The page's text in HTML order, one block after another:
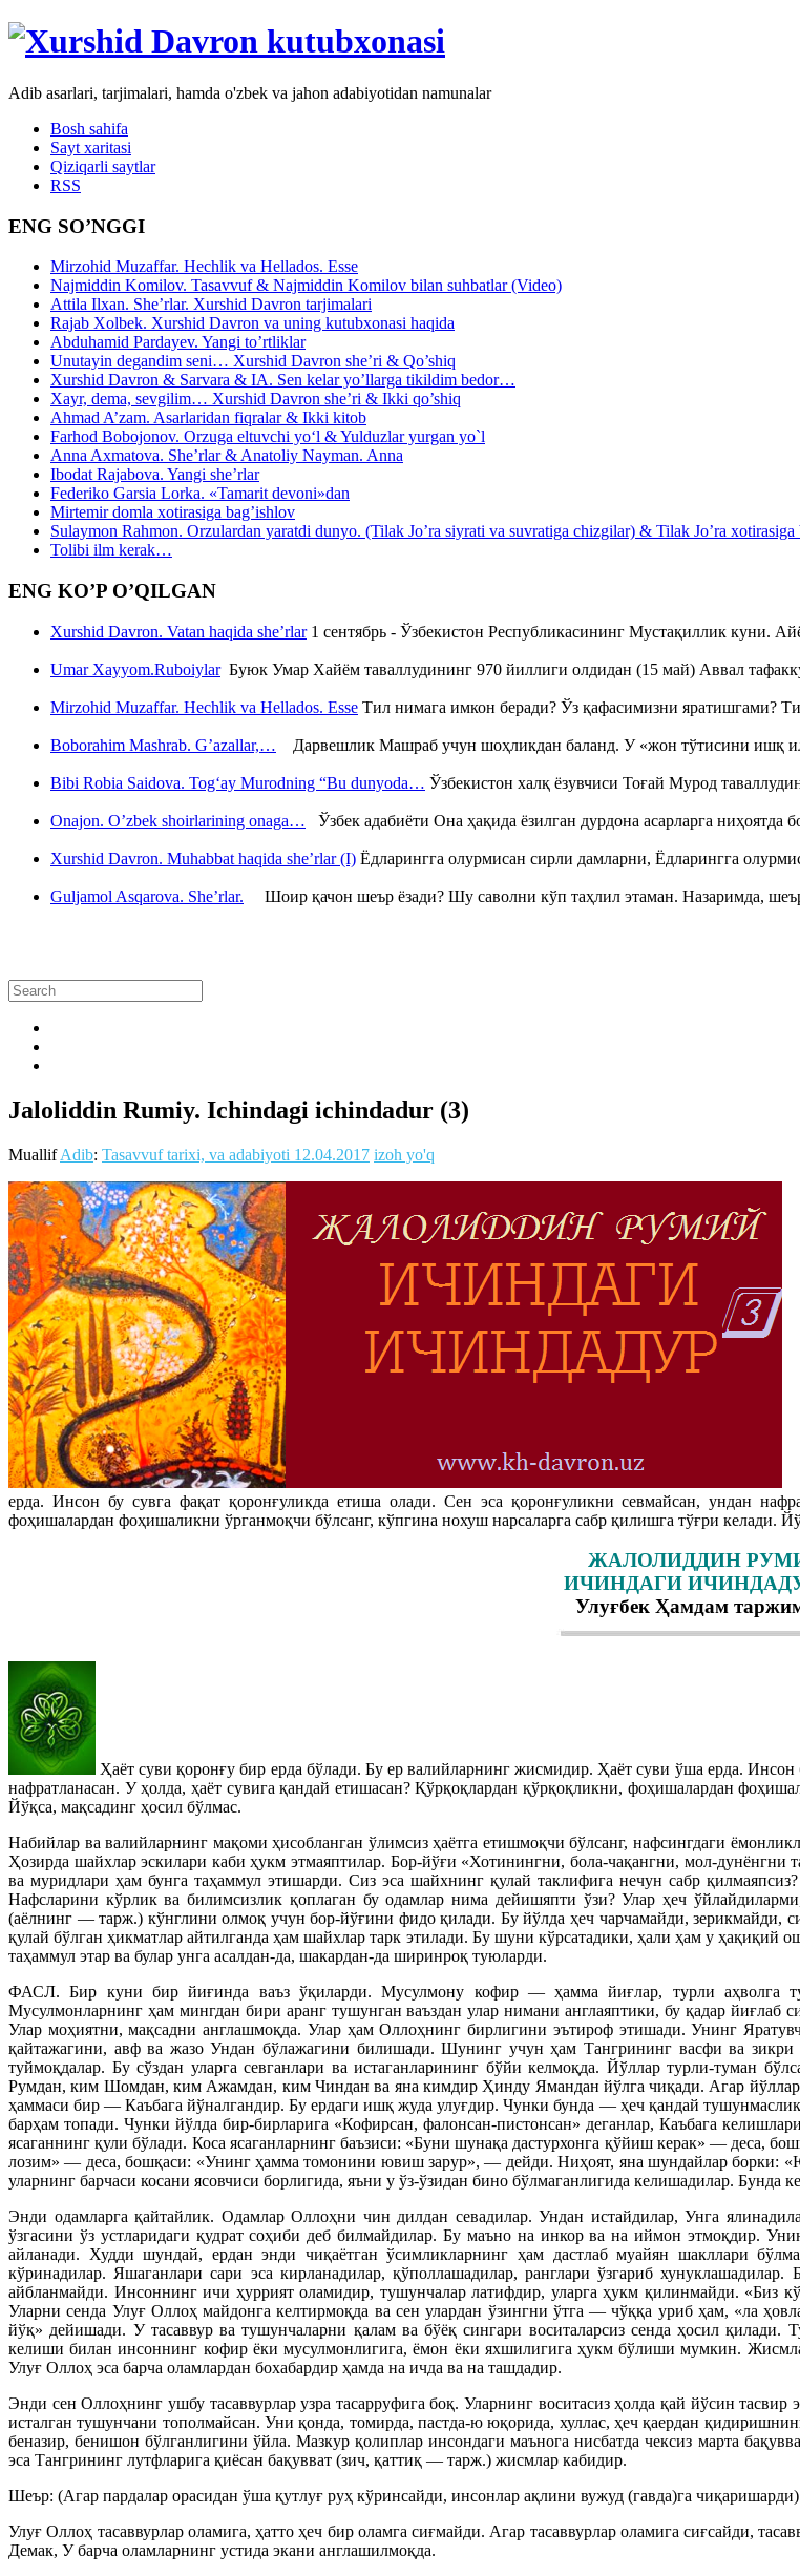
Adib asarlari, tarjimalari, hamda o'zbek va jahon adabiyotidan namunalar
Bosh sahifa
Sayt xaritasi
Qiziqarli saytlar
RSS
ENG SO’NGGI
Mirzohid Muzaffar. Hechlik va Hellados. Esse
Najmiddin Komilov. Tasavvuf & Najmiddin Komilov bilan suhbatlar (Video)
Attila Ilxan. She’rlar. Xurshid Davron tarjimalari
Rajab Xolbek. Xurshid Davron va uning kutubxonasi haqida
Abduhamid Pardayev. Yangi to’rtliklar
Unutayin degandim seni… Xurshid Davron she’ri & Qo’shiq
Xurshid Davron & Sarvara & IA. Sen kelar yo’llarga tikildim bedor…
Xayr, dema, sevgilim… Xurshid Davron she’ri & Ikki qo’shiq
Ahmad A’zam. Asarlaridan fiqralar & Ikki kitob
Farhod Bobojonov. Orzuga eltuvchi yo‘l & Yulduzlar yurgan yo`l
Anna Axmatova. She’rlar & Anatoliy Nayman. Anna
Ibodat Rajabova. Yangi she’rlar
Federiko Garsia Lorka. «Tamarit devoni»dan
Mirtemir domla xotirasiga bag’ishlov
Sulaymon Rahmon. Orzulardan yaratdi dunyo. (Tilak Jo’ra siyrati va suvratiga chizgilar) & Tilak Jo’ra xotirasiga
Tolibi ilm kerak…
ENG KO’P O’QILGAN
Xurshid Davron. Vatan haqida she’rlar1 сентябрь - Ўзбекистон Республикасининг Мустақиллик куни.
Umar Xayyom.RuboiylarБуюк Умар Хайём таваллудининг 970 йиллиги олдидан (15 май) Аввал
Mirzohid Muzaffar. Hechlik va Hellados. Esse Тил нимага имкон беради? Ўз қафасимизни яратишгами?
Boborahim Mashrab. G’azallar,… Дарвешлик Машраб учун шоҳликдан баланд. У «жон тўтисини ишқ
Bibi Robia Saidova. Tog‘ay Murodning “Bu dunyoda… Ўзбекистон халқ ёзувчиси Тоғай Мурод
Onajon. O’zbek shoirlarining onaga… Ўзбек адабиёти Она ҳақида ёзилган дурдона асарларга
Xurshid Davron. Muhabbat haqida she’rlar (I) Ёдларингга олурмисан сирли дамларни, Ёдларингга
Guljamol Asqarova. She’rlar. Шоир қачон шеър ёзади? Шу саволни кўп таҳлил этаман. Назаримда,
Jaloliddin Rumiy. Ichindagi ichindadur (3)
MuallifAdib: Tasavvuf tarixi, va adabiyoti 12.04.2017 izoh yo'q
ерда. Инсон бу сувга фақат қоронғуликда етиша олади. Сен эса қоронғуликни севмайсан, ундан
фоҳишалардан фоҳишаликни ўрганмоқчи бўлсанг, кўпгина нохуш нарсаларга сабр қилишга тўғри келади.
ЖАЛОЛИДДИН
ИЧИНДАГИ
Улуғбек Ҳамдам
Ҳаёт суви қоронғу бир ерда бўлади. Бу ер валийларнинг жисмидир. Ҳаёт суви ўша ерда.
нафратланасан. У ҳолда, ҳаёт сувига қандай етишасан? Қўрқоқлардан қўрқоқликни, фоҳишалардан
Йўқса, мақсадинг ҳосил бўлмас.
Набийлар ва валийларнинг мақоми ҳисобланган ўлимсиз ҳаётга етишмоқчи бўлсанг, нафсингдаги
Ҳозирда шайхлар эскилари каби ҳукм этмаяптилар. Бор-йўғи «Хотинингни, бола-чақангни, мол-
ва муридлари ҳам бунга таҳаммул этишарди. Сиз эса шайхнинг қулай таклифига нечун сабр
Нафсларини кўрлик ва билимсизлик қоплаган бу одамлар нима дейишяпти ўзи? Улар ҳеч
(аёлнинг — тарж.) кўнглини олмоқ учун бор-йўғини фидо қилади. Бу йўлда ҳеч чарчамайди,
қулай бўлган ҳикматлар айтилганда ҳам шайхлар тарк этилади. Бу шуни кўрсатадики, ҳали ҳам у
таҳаммул этар ва булар унга асалдан-да, шакардан-да ширинроқ туюларди.
ФАСЛ. Бир куни бир йиғинда ваъз ўқиларди. Мусулмону кофир — ҳамма йиғлар, турли аҳволга
Мусулмонларнинг ҳам мингдан бири аранг тушунган ваъздан улар нимани англаяптики, бу қадар
Улар моҳиятни, мақсадни англашмоқда. Улар ҳам Оллоҳнинг бирлигини эътироф этишади. Унинг
қайтажагини, авф ва жазо Ундан бўлажагини билишади. Шунинг учун ҳам Тангрининг васфи ва зикри
туймоқдалар. Бу сўздан уларга севганлари ва истаганларининг бўйи келмоқда. Йўллар турли-туман
Румдан, ким Шомдан, ким Ажамдан, ким Чиндан ва яна кимдир Ҳинду Ямандан йўлга чиқади. Агар
ҳаммаси бир — Каъбага йўналгандир. Бу ердаги ишқ жуда улуғдир. Чунки бунда — ҳеч қандай
барҳам топади. Чунки йўлда бир-бирларига «Кофирсан, фалонсан-пистонсан» деганлар, Каъбага
ясаганнинг қули бўлади. Коса ясаганларнинг баъзиси: «Буни шунақа дастурхонга қўйиш керак» —
лозим» — деса, бошқаси: «Унинг ҳамма томонини ювиш зарур», — дейди. Ниҳоят, яна шундайлар борки:
уларнинг барчаси косани ясовчиси борлигида, яъни у ўз-ўзидан бино бўлмаганлигида келишадилар. Бунда
Энди одамларга қайтайлик. Одамлар Оллоҳни чин дилдан севадилар. Ундан истайдилар, Унга
ўзгасини ўз устларидаги қудрат соҳиби деб билмайдилар. Бу маъно на инкор ва на иймон этмоқдир.
айланади. Худди шундай, ердан энди чиқаётган ўсимликларнинг ҳам дастлаб муайян шакллари
кўринадилар. Яшаганлари сари эса кирланадилар, қўполлашадилар, ранглари ўзгариб
айбланмайди. Инсоннинг ичи ҳуррият оламидир, тушунчалар латифдир, уларга ҳукм қилинмайди. «Биз
Уларни сенда Улуғ Оллоҳ майдонга келтирмоқда ва сен улардан ўзингни ўтга — чўққа уриб ҳам, «ла
йўқ» дейишади. У тасаввур ва тушунчаларни қалам ва бўёқ сингари воситаларсиз сенда ҳосил
келиши билан инсоннинг кофир ёки мусулмонлигига, ёмон ёки яхшилигига ҳукм бўлиши мумкин.
Улуғ Оллоҳ эса барча оламлардан бохабардир ҳамда на ичда ва на ташдадир.
Энди сен Оллоҳнинг ушбу тасаввурлар узра тасарруфига боқ. Уларнинг воситасиз ҳолда қай йўсин
исталган тушунчани тополмайсан. Уни қонда, томирда, пастда-ю юқорида, хуллас, ҳеч қаердан
беназир, бенишон бўлганлигини ўйла. Мазкур қолиплар инсондаги маънога нисбатда чексиз марта
эса Тангрининг лутфларига қиёсан бақувват (зич, қаттиқ — тарж.) жисмлар кабидир.
Шеър: (Агар пардалар орасидан ўша қутлуғ руҳ кўринсайди, инсонлар ақлини вужуд (гавда)га
Улуғ Оллоҳ тасаввурлар оламига, ҳатто ҳеч бир оламга сиғмайди. Агар тасаввурлар оламига сиғсайди,
Демак, У барча оламларнинг устида экани англашилмоқда.